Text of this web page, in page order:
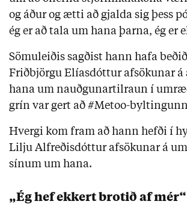
og áður og ætti að gjalda sig þess
ég er að tala um hana þarna, ég er
Sömuleiðis sagðist hann hafa
Friðbjörgu Elíasdóttur afsökunar á
hana um nauðgunartilraun í
grín var gert að #Metoo-
Hvergi kom fram að hann hefði í
Lilju Alfreðisdóttur afsökunar á
sínum um hana.
„Ég hef ekkert brotið af mér“